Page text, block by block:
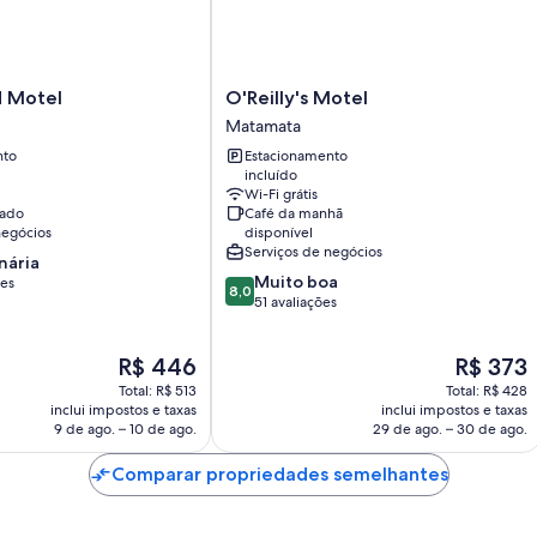
Pátio privativo, áreas de estar separadas e Produtos de
Motel
O
preço
é
de
R$ 446
R$ 446
Total: R$ 513
inclui impostos e taxas
9 de ago. – 10 de ago.
O'Reilly's
Motel
Matamata
O'Reilly's Motel
Matamata
Estacionamento
incluído
Wi-Fi grátis
Café da manhã
disponível
Serviços de negócios
8.0
de
8,0 Muito boa
51 avaliações
O
preço
é
de
R$ 373
R$ 373
Total: R$ 428
inclui impostos e taxas
29 de ago. – 30 de ago.
Comparar propriedades semelhantes